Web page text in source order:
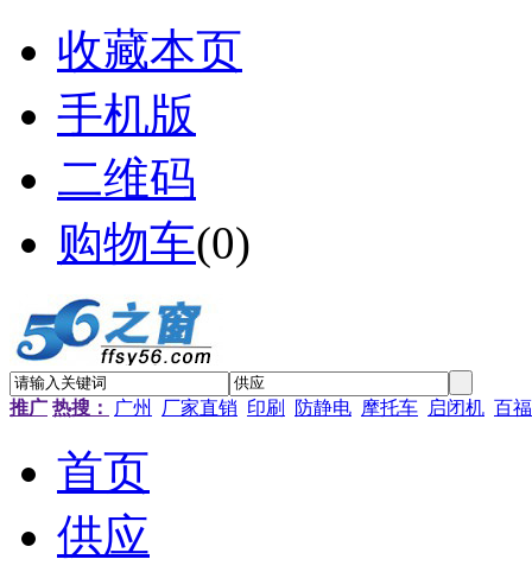
收藏本页
手机版
二维码
购物车(0)
推广 热搜： 广州 厂家直销 印刷 防静电 摩托车 启闭机 百福
首页
供应